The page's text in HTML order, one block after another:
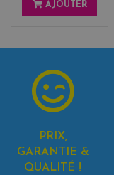
AJOUTER
PRIX,
GARANTIE &
QUALITÉ !